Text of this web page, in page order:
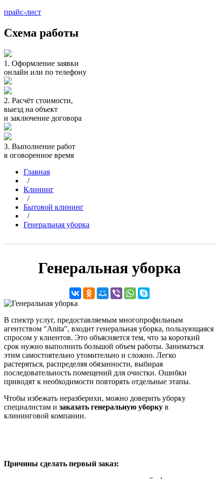
прайс-лист
Схема работы
1. Оформление заявки
онлайн или по телефону
2. Расчёт стоимости,
выезд на объект
и заключение договора
3. Выполнение работ
в оговоренное время
Главная
/
Клининг
/
Бытовой клининг
/
Генеральная уборка
Генеральная уборка
В спектр услуг, предоставляемым многопрофильным
агентством "Anita", входит генеральная уборка, пользующаяся
спросом у клиентов. Это объясняется тем, что за короткий
срок нужно выполнить большой объем работы. Заниматься
этим самостоятельно утомительно и сложно. Легко
растеряться, распределяя обязанности, выбирая
последовательность помещений для очистки. Ошибки
приводят к необходимости повторять отдельные этапы.
Чтобы избежать неразберихи, можно доверить уборку
специалистам и заказать генеральную уборку в
клининговой компании.
Причины сделать первый заказ: